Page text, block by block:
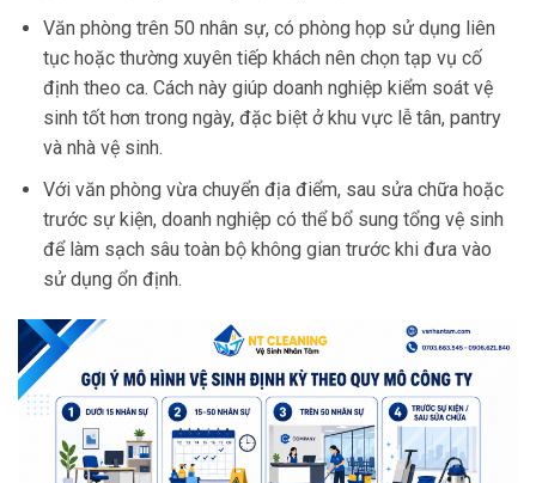
Văn phòng trên 50 nhân sự, có phòng họp sử dụng liên
tục hoặc thường xuyên tiếp khách nên chọn tạp vụ cố
định theo ca. Cách này giúp doanh nghiệp kiểm soát vệ
sinh tốt hơn trong ngày, đặc biệt ở khu vực lễ tân, pantry
và nhà vệ sinh.
Với văn phòng vừa chuyển địa điểm, sau sửa chữa hoặc
trước sự kiện, doanh nghiệp có thể bổ sung tổng vệ sinh
để làm sạch sâu toàn bộ không gian trước khi đưa vào
sử dụng ổn định.